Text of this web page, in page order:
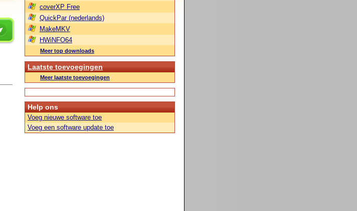
coverXP Free
QuickPar (nederlands)
MakeMKV
HWiNFO64
Meer top downloads
Laatste toevoegingen
Meer laatste toevoegingen
Help ons
Voeg nieuwe software toe
Voeg een software update toe